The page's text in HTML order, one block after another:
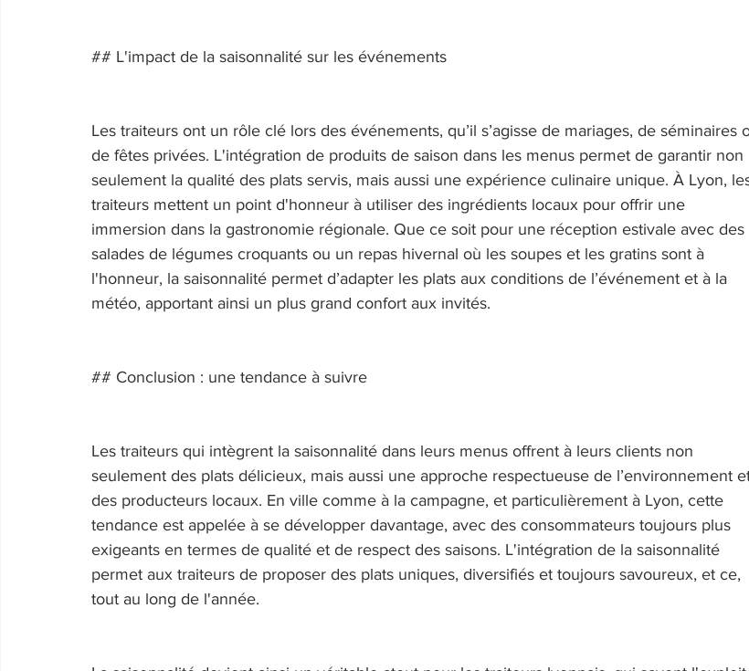
## L'impact de la saisonnalité sur les événements
Les traiteurs ont un rôle clé lors des événements, qu’il s’agisse de mariages, de séminaires
de fêtes privées. L'intégration de produits de saison dans les menus permet de garantir non
seulement la qualité des plats servis, mais aussi une expérience culinaire unique. À Lyon,
traiteurs mettent un point d'honneur à utiliser des ingrédients locaux pour offrir une
immersion dans la gastronomie régionale. Que ce soit pour une réception estivale avec des
salades de légumes croquants ou un repas hivernal où les soupes et les gratins sont à
l'honneur, la saisonnalité permet d’adapter les plats aux conditions de l’événement et à la
météo, apportant ainsi un plus grand confort aux invités.
## Conclusion : une tendance à suivre
Les traiteurs qui intègrent la saisonnalité dans leurs menus offrent à leurs clients non
seulement des plats délicieux, mais aussi une approche respectueuse de l’environnement
des producteurs locaux. En ville comme à la campagne, et particulièrement à Lyon, cette
tendance est appelée à se développer davantage, avec des consommateurs toujours plus
exigeants en termes de qualité et de respect des saisons. L'intégration de la saisonnalité
permet aux traiteurs de proposer des plats uniques, diversifiés et toujours savoureux, et ce,
tout au long de l'année.